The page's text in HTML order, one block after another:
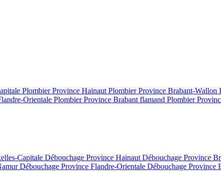
Plombier Province Hainaut Plombier Province Brabant-Wallon
Orientale Plombier Province Brabant flamand Plombier
Capitale Débouchage Province Hainaut Débouchage Province
Débouchage Province Flandre-Orientale Débouchage Province